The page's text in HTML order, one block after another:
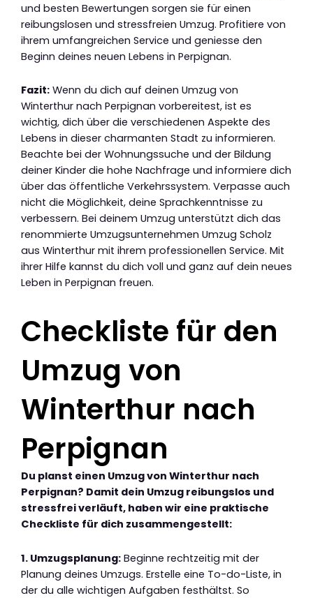
und besten Bewertungen sorgen sie für einen
reibungslosen und stressfreien Umzug. Profitiere von
ihrem umfangreichen Service und geniesse den
Beginn deines neuen Lebens in Perpignan.
Fazit: Wenn du dich auf deinen Umzug von
Winterthur nach Perpignan vorbereitest, ist es
wichtig, dich über die verschiedenen Aspekte des
Lebens in dieser charmanten Stadt zu informieren.
Beachte bei der Wohnungssuche und der Bildung
deiner Kinder die hohe Nachfrage und informiere dich
über das öffentliche Verkehrssystem. Verpasse auch
nicht die Möglichkeit, deine Sprachkenntnisse zu
verbessern. Bei deinem Umzug unterstützt dich das
renommierte Umzugsunternehmen Umzug Scholz
aus Winterthur mit ihrem professionellen Service. Mit
ihrer Hilfe kannst du dich voll und ganz auf dein neues
Leben in Perpignan freuen.
Checkliste für den
Umzug von
Winterthur nach
Perpignan
Du planst einen Umzug von Winterthur nach
Perpignan? Damit dein Umzug reibungslos und
stressfrei verläuft, haben wir eine praktische
Checkliste für dich zusammengestellt:
1. Umzugsplanung: Beginne rechtzeitig mit der
Planung deines Umzugs. Erstelle eine To-do-Liste, in
der du alle wichtigen Aufgaben festhältst. So